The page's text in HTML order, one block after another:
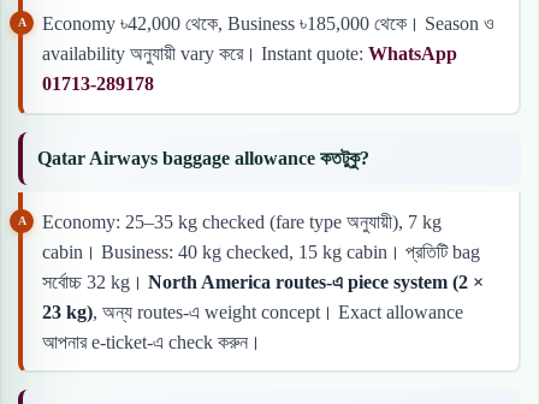
Economy ৳42,000 থেকে, Business ৳185,000 থেকে। Season ও
availability অনুযায়ী vary করে। Instant quote: WhatsApp
01713-289178
Qatar Airways baggage allowance কতটুকু?
Economy: 25–35 kg checked (fare type অনুযায়ী), 7 kg
cabin। Business: 40 kg checked, 15 kg cabin। প্রতিটি bag
সর্বোচ্চ 32 kg। North America routes-এ piece system (2 ×
23 kg), অন্য routes-এ weight concept। Exact allowance
আপনার e-ticket-এ check করুন।